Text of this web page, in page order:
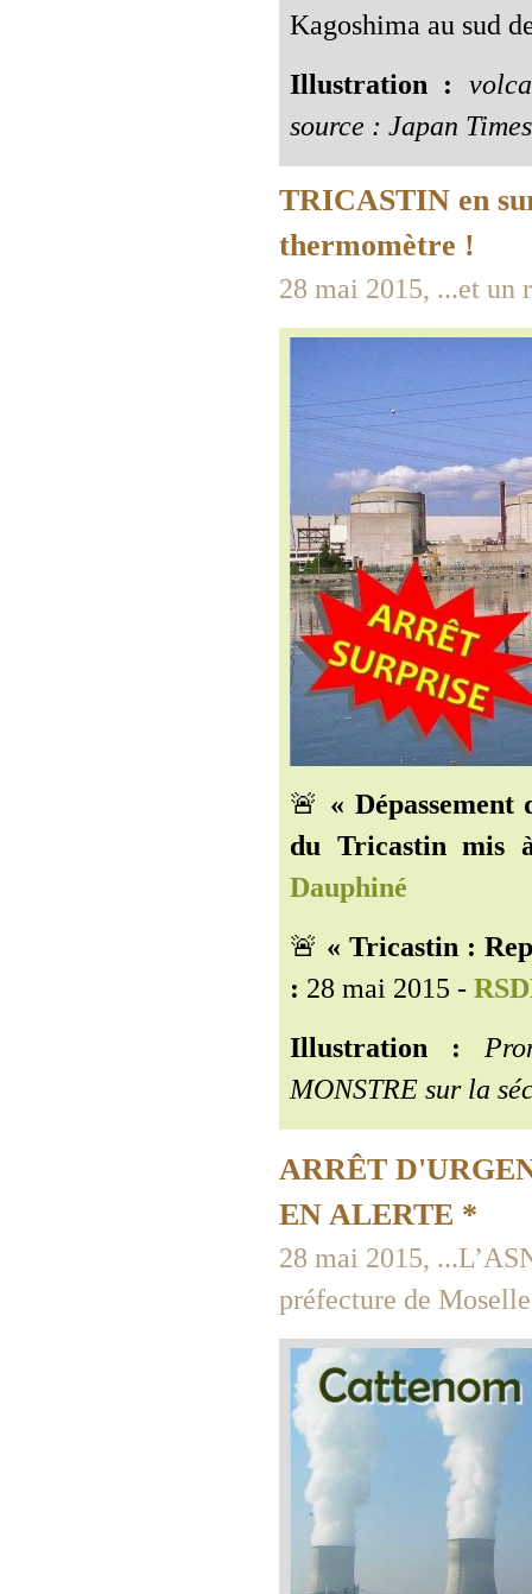
Kagoshima au sud
Illustration :
source : Japan Times
TRICASTIN en
thermomètre !
28 mai 2015, ...et un
🚨 «
du Tricastin mis
Dauphiné
🚨 « Tricastin :
: 28 mai 2015 -
Illustration :
MONSTRE sur la
ARRÊT
EN ALERTE *
28 mai 2015,
préfecture de